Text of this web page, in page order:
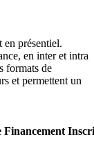
en présentiel.
en inter et intra
formats de
et permettent un
Financement